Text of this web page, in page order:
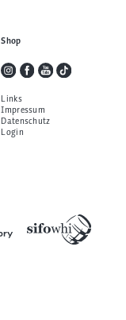
Shop
Links
Impressum
Datenschutz
Login